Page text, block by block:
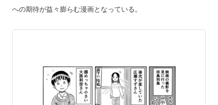
への期待が益々膨らむ漫画となっている。